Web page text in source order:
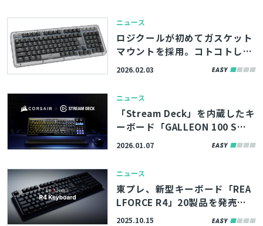
ニュース
ロジクールが初めてガスケット
マウントを採用。コトコトした
打鍵音も特徴のワイヤレスメカ
2026.02.03
ニュース
「Stream Deck」を内蔵したキ
ーボード「GALLEON 100 S
D」、CORSAIRが発表。12個の
2026.01.07
ニュース
東プレ、新型キーボード「REA
LFORCE R4」20製品を発売。
キータッチによるマウス操作機
2025.10.15